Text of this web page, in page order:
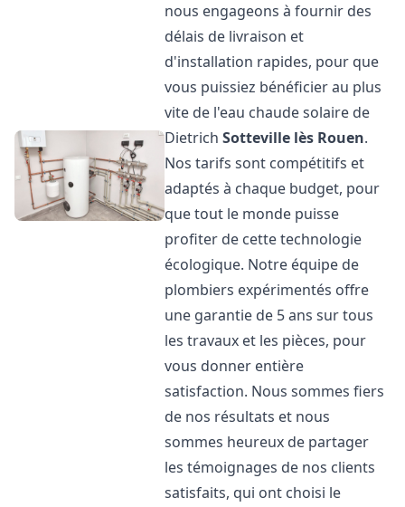
nous engageons à fournir des
délais de livraison et
d'installation rapides, pour que
vous puissiez bénéficier au plus
vite de l'eau chaude solaire de
DietrichSotteville lès Rouen.
Nos tarifs sont compétitifs et
adaptés à chaque budget, pour
que tout le monde puisse
profiter de cette technologie
écologique. Notre équipe de
plombiers expérimentés offre
une garantie de 5 ans sur tous
les travaux et les pièces, pour
vous donner entière
satisfaction. Nous sommes fiers
de nos résultats et nous
sommes heureux de partager
les témoignages de nos clients
satisfaits, qui ont choisi le